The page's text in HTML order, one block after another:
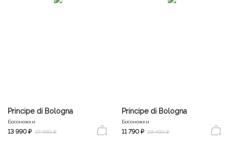
Principe di Bologna
Босоножки
13 990 ₽ 27 990 ₽
Principe di Bologna
Босоножки
11 790 ₽ 29 490 ₽